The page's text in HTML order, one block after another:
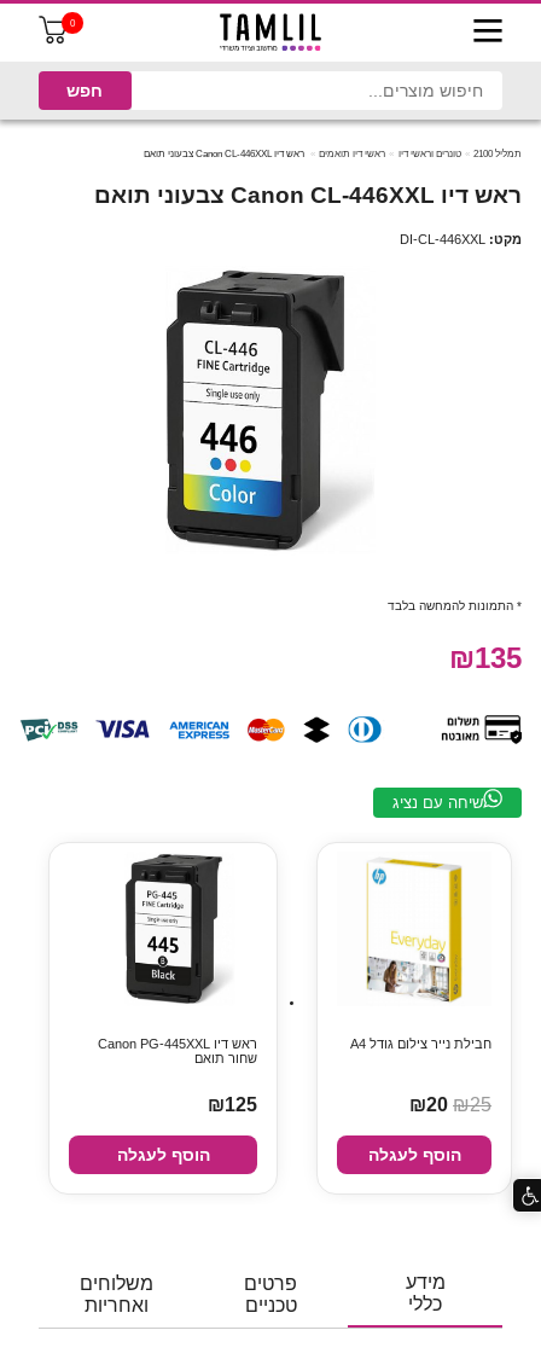
0
תמליל 2100 טונרים וראשי דיו ראשי דיו תואמים ראש דיו Canon CL-446XXL צבעוני תואם
ראש דיו Canon CL-446XXL צבעוני תואם
מקט: DI-CL-446XXL
* התמונות להמחשה בלבד
₪135
שיחה עם נציג
חבילת נייר צילום גודל A4
₪25
הוסף לעגלה
ראש דיו Canon PG-445XXL
שחור תואם
₪125
הוסף לעגלה
מידע
כללי
פרטים
טכניים
משלוחים
ואחריות